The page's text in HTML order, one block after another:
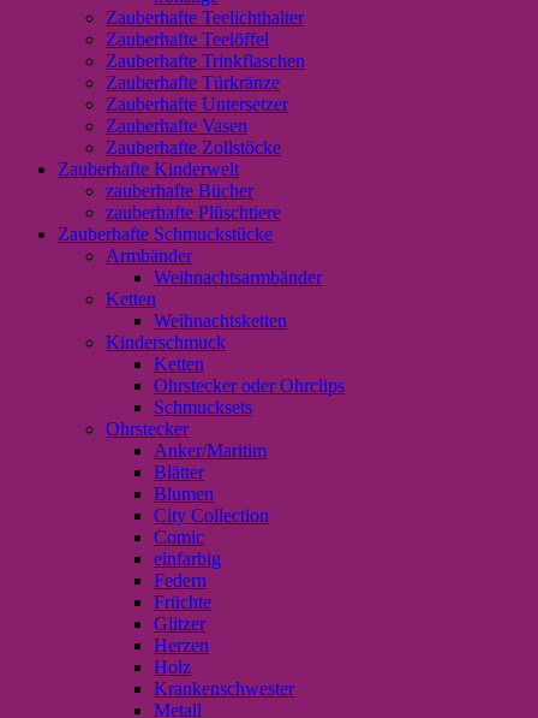
Zauberhafte Teelichthalter
Zauberhafte Teelöffel
Zauberhafte Trinkflaschen
Zauberhafte Türkränze
Zauberhafte Untersetzer
Zauberhafte Vasen
Zauberhafte Zollstöcke
Zauberhafte Kinderwelt
zauberhafte Bücher
zauberhafte Plüschtiere
Zauberhafte Schmuckstücke
Armbänder
Weihnachtsarmbänder
Ketten
Weihnachtsketten
Kinderschmuck
Ketten
Ohrstecker oder Ohrclips
Schmucksets
Ohrstecker
Anker/Maritim
Blätter
Blumen
City Collection
Comic
einfarbig
Federn
Früchte
Glitzer
Herzen
Holz
Krankenschwester
Metall